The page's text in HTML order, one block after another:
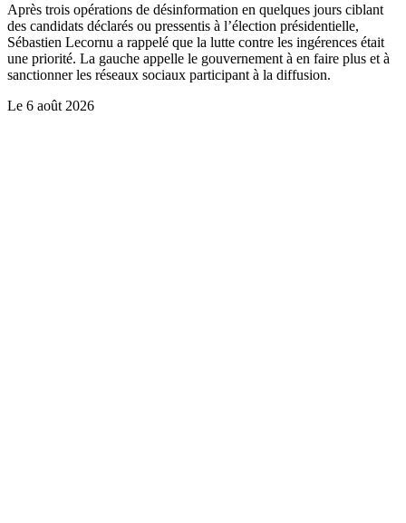
Après trois opérations de désinformation en quelques jours ciblant
des candidats déclarés ou pressentis à l’élection présidentielle,
Sébastien Lecornu a rappelé que la lutte contre les ingérences était
une priorité. La gauche appelle le gouvernement à en faire plus et à
sanctionner les réseaux sociaux participant à la diffusion.
Le 6 août 2026